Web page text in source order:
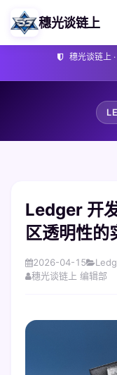
穗光谈链上
穗光谈链上
Ledger 开
区透明性的
2026-04-15
穗光谈链上 编辑部